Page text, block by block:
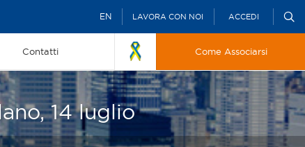
EN LAVORA CON NOI ACCEDI
Contatti Come Associarsi
14 luglio